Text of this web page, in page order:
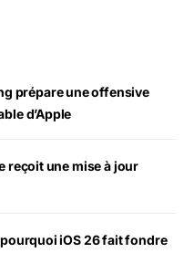
prépare une offensive
d’Apple
reçoit une mise à jour
iOS 26 fait fondre